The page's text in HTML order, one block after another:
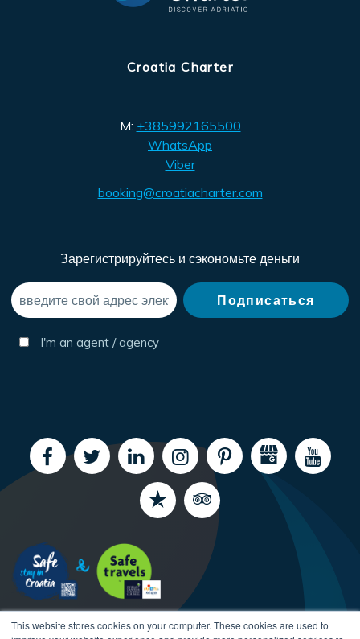
This website stores cookies on your computer. These cookies are used to
Croatia Charter
M: +385992165500
WhatsApp
Viber
booking@croatiacharter.com
Зарегистрируйтесь и сэкономьте деньги
I'm an agent / agency